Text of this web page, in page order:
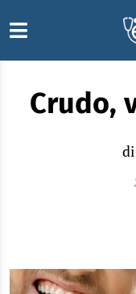
Crudo,
di